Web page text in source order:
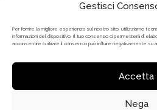
Gestisci
Per fornire la migliore esperienza sul nostro sito, utilizziamo
informazioni del dispositivo. Il tuo consenso ci permetterà di
acconsentire o ritirare il consenso può influire negativamente su
Accetta
Nega